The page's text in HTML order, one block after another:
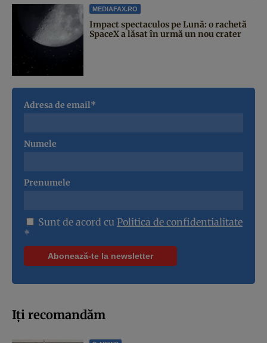
MEDIAFAX.RO
Impact spectaculos pe Lună: o rachetă
SpaceX a lăsat în urmă un nou crater
Adresa de email*
Numele
Prenumele
Sunt de acord cu Politica de confidentialitate
*
Iți recomandăm